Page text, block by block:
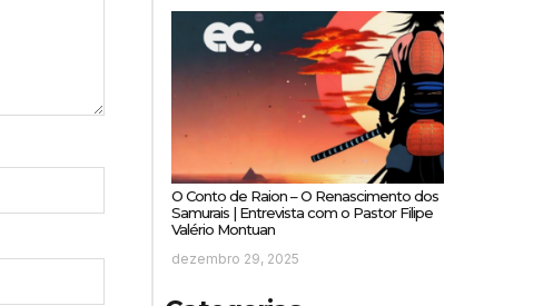
O Conto de Raion – O Renascimento dos
Samurais | Entrevista com o Pastor Filipe
Valério Montuan
dezembro 29, 2025